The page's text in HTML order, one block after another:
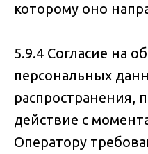
которому оно
5.9.4 Согласие на
персональных
распространения,
действие с
Оператору